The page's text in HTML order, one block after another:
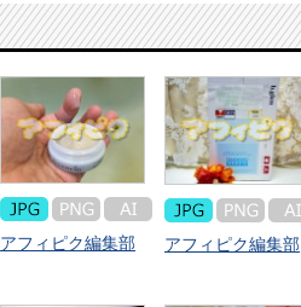
アフィピク編集部 アフィピク編集部